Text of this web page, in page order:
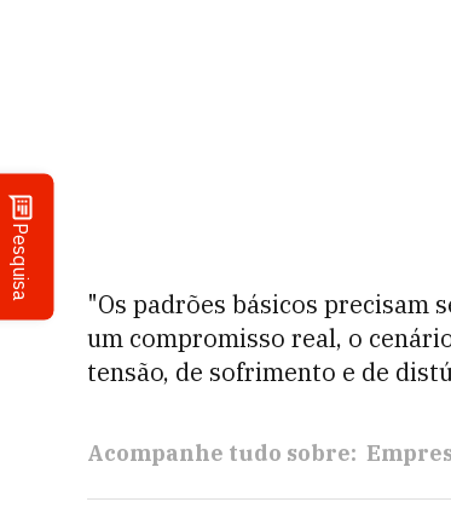
Pesquisa
"Os padrões básicos precisam
um compromisso real, o
tensão, de sofrimento e de
Acompanhe tudo sobre: